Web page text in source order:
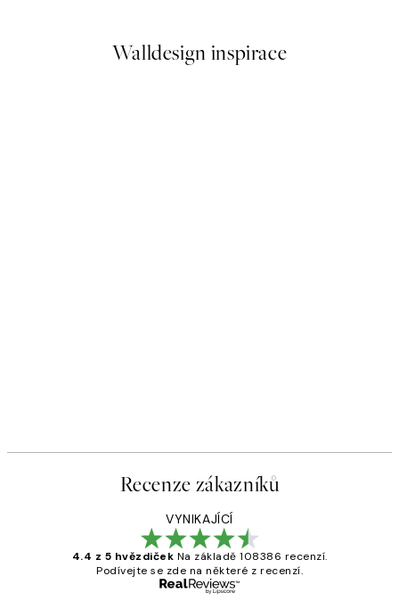
Walldesign inspirace
Recenze zákazníků
VYNIKAJÍCÍ
4.4 z 5 hvězdiček Na základě 108386 recenzí.
Podívejte se zde na některé z recenzí.